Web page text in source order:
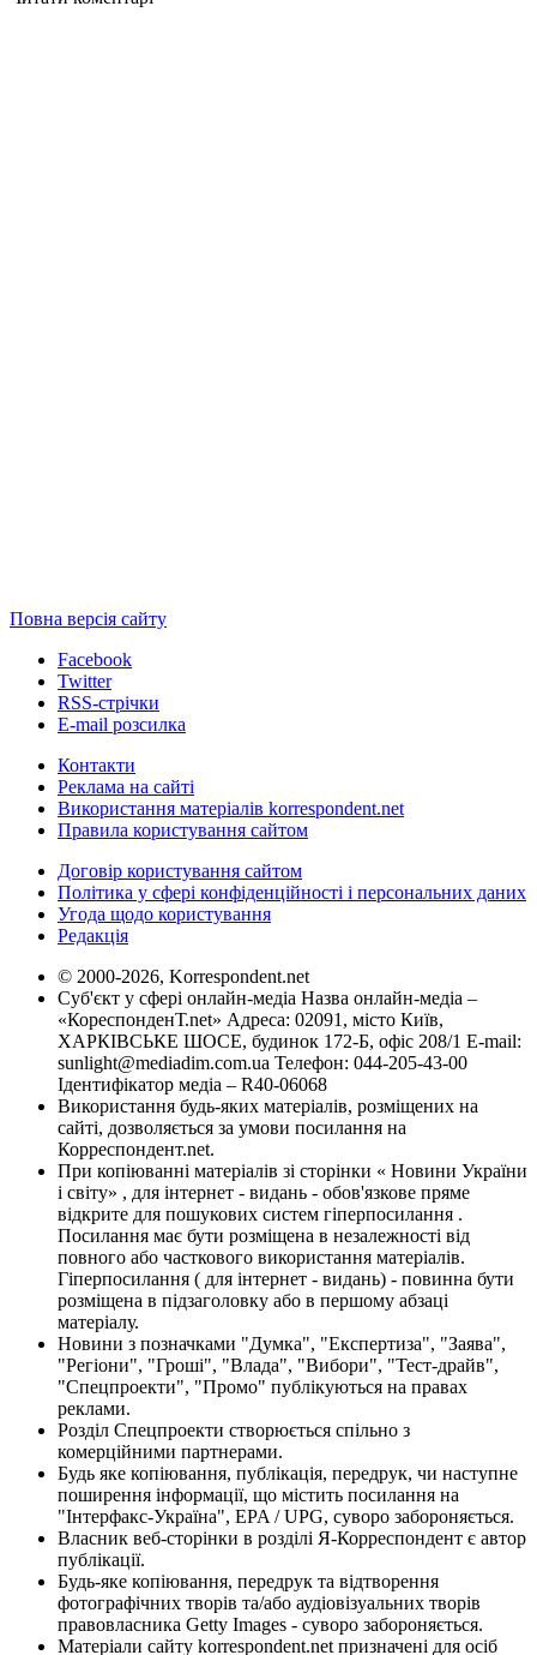
Повна версія сайту
Facebook
Twitter
RSS-стрічки
E-mail розсилка
Контакти
Реклама на сайті
Використання матеріалів korrespondent.net
Правила користування сайтом
Договір користування сайтом
Політика у сфері конфіденційності і персональних даних
Угода щодо користування
Редакція
© 2000-2026, Korrespondent.net
Суб'єкт у сфері онлайн-медіа Назва онлайн-медіа –
«КореспонденТ.net» Адреса: 02091, місто Київ,
ХАРКІВСЬКЕ ШОСЕ, будинок 172-Б, офіс 208/1 E-mail:
sunlight@mediadim.com.ua Телефон: 044-205-43-00
Ідентифікатор медіа – R40-06068
Використання будь-яких матеріалів, розміщених на
сайті, дозволяється за умови посилання на
Корреспондент.net.
При копіюванні матеріалів зі сторінки « Новини України
і світу» , для інтернет - видань - обов'язкове пряме
відкрите для пошукових систем гіперпосилання .
Посилання має бути розміщена в незалежності від
повного або часткового використання матеріалів.
Гіперпосилання ( для інтернет - видань) - повинна бути
розміщена в підзаголовку або в першому абзаці
матеріалу.
Новини з позначками "Думка", "Експертиза", "Заява",
"Регіони", "Гроші", "Влада", "Вибори", "Тест-драйв",
"Спецпроекти", "Промо" публікуються на правах
реклами.
Розділ Спецпроекти створюється спільно з
комерційними партнерами.
Будь яке копіювання, публікація, передрук, чи наступне
поширення інформації, що містить посилання на
"Інтерфакс-Україна", EPA / UPG, суворо забороняється.
Власник веб-сторінки в розділі Я-Корреспондент є автор
публікації.
Будь-яке копіювання, передрук та відтворення
фотографічних творів та/або аудіовізуальних творів
правовласника Getty Images - суворо забороняється.
Матеріали сайту korrespondent.net призначені для осіб